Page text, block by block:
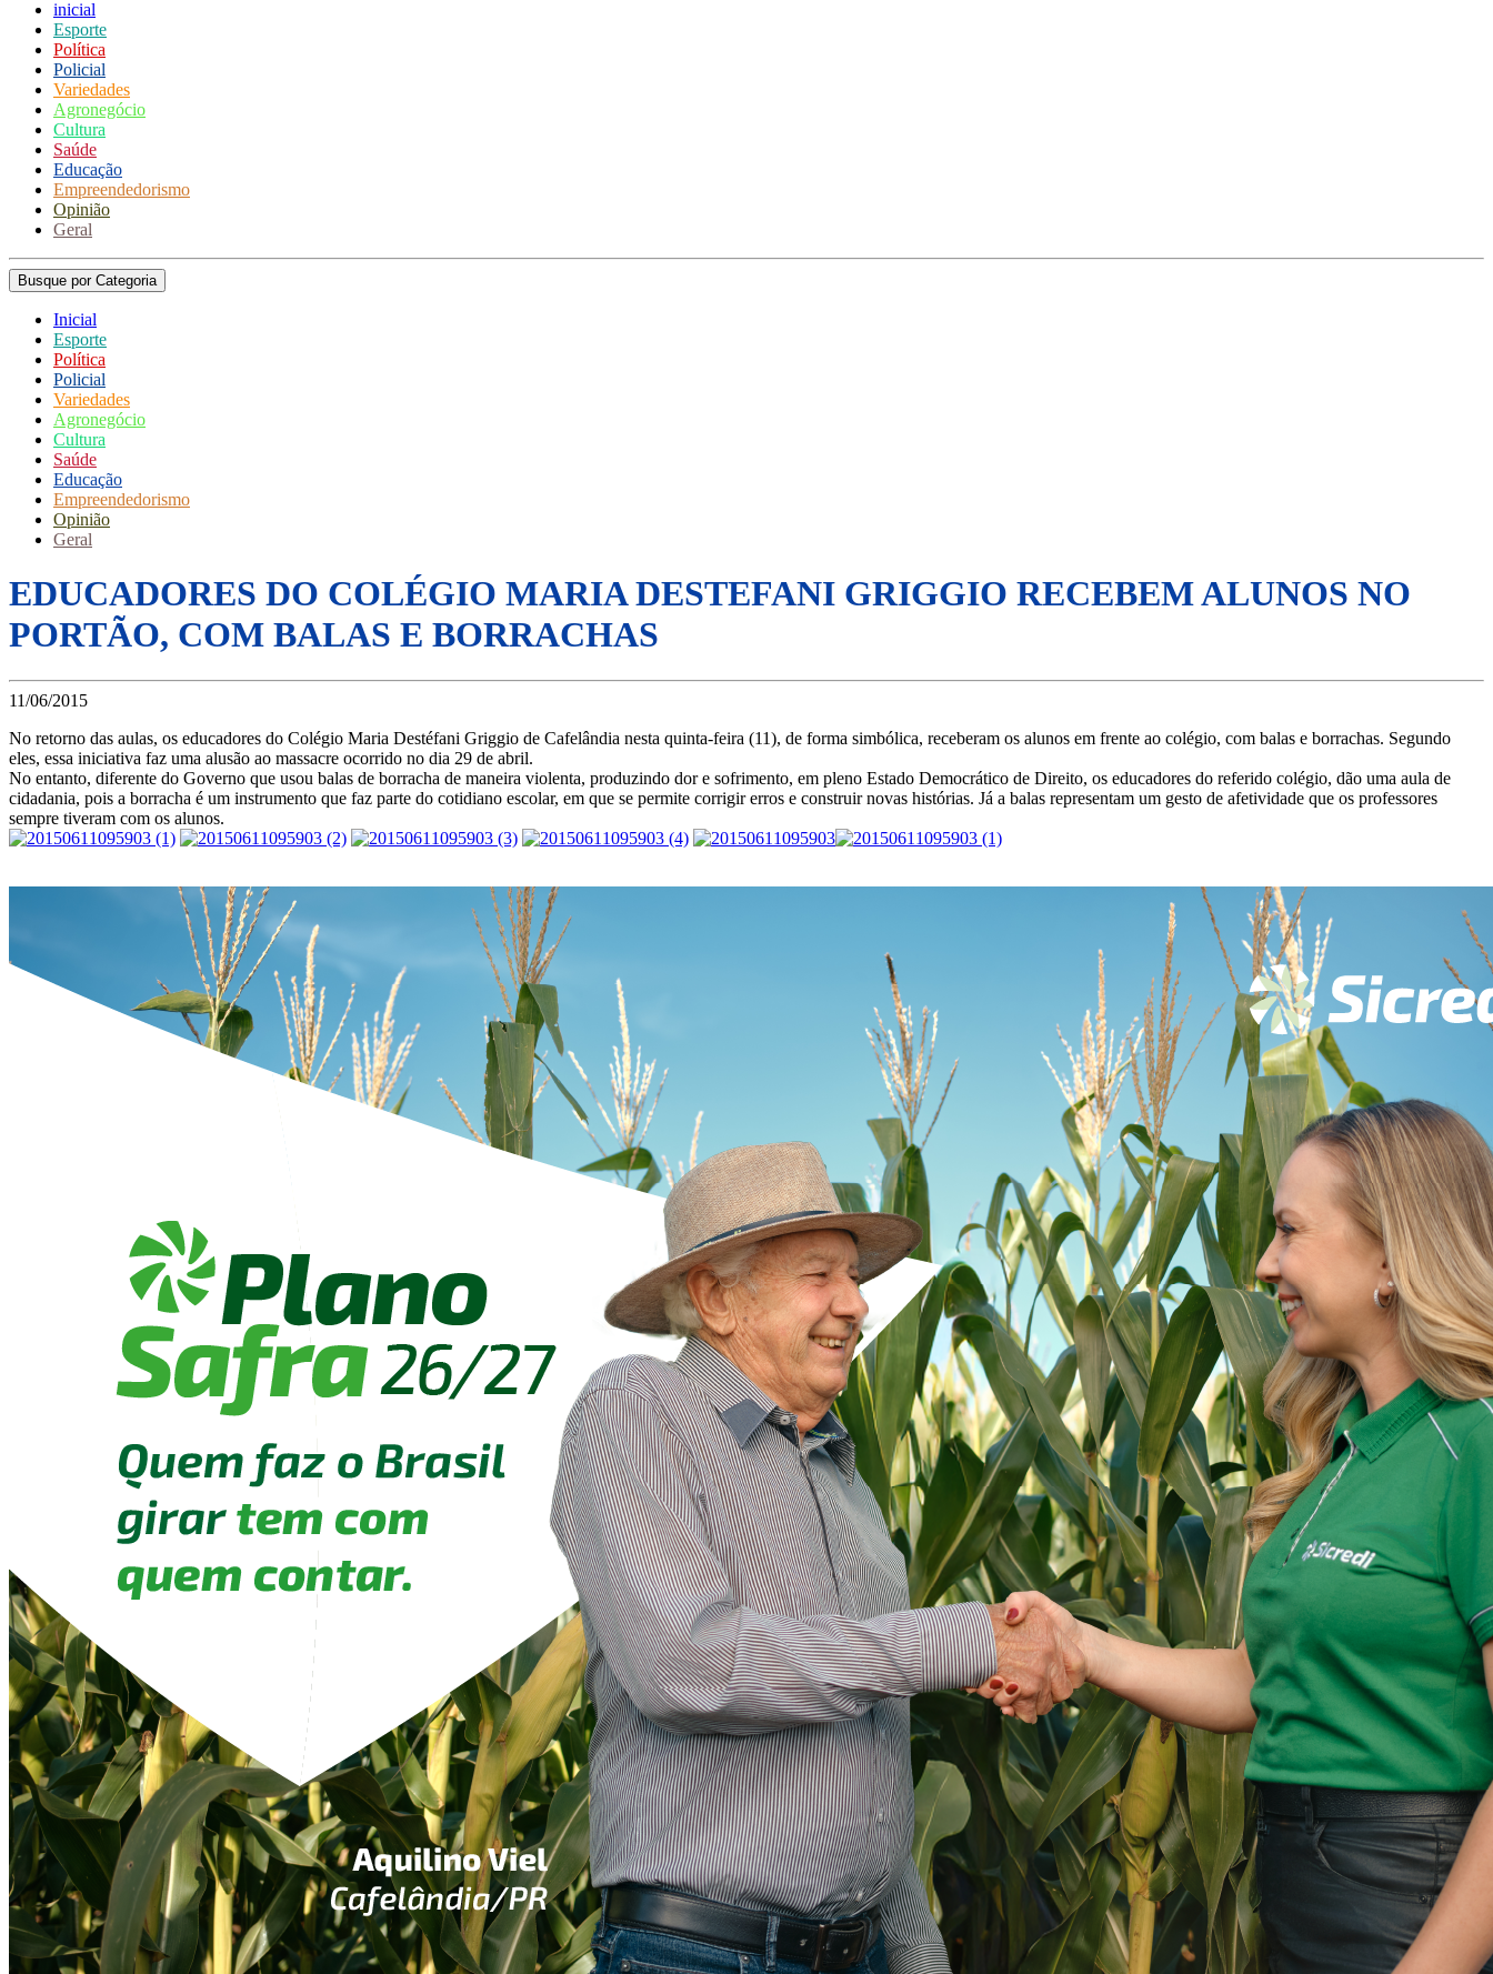
inicial
Esporte
Política
Policial
Variedades
Agronegócio
Cultura
Saúde
Educação
Empreendedorismo
Opinião
Geral
Busque por Categoria
Inicial
Esporte
Política
Policial
Variedades
Agronegócio
Cultura
Saúde
Educação
Empreendedorismo
Opinião
Geral
EDUCADORES DO COLÉGIO MARIA DESTEFANI GRIGGIO RECEBEM ALUNOS NO
PORTÃO, COM BALAS E BORRACHAS
11/06/2015
No retorno das aulas, os educadores do Colégio Maria Destéfani Griggio de Cafelândia nesta quinta-feira (11), de forma simbólica, receberam os alunos em frente ao colégio, com balas e borrachas. Segundo
eles, essa iniciativa faz uma alusão ao massacre ocorrido no dia 29 de abril.
No entanto, diferente do Governo que usou balas de borracha de maneira violenta, produzindo dor e sofrimento, em pleno Estado Democrático de Direito, os educadores do referido colégio, dão uma aula de
cidadania, pois a borracha é um instrumento que faz parte do cotidiano escolar, em que se permite corrigir erros e construir novas histórias. Já a balas representam um gesto de afetividade que os professores
sempre tiveram com os alunos.